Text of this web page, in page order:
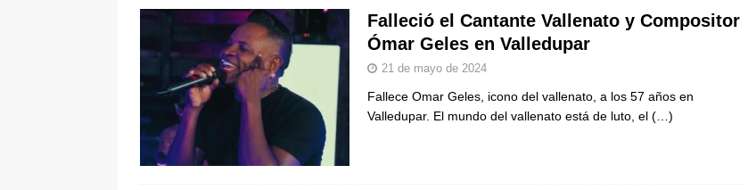
Falleció el Cantante Vallenato y Compositor
Ómar Geles en Valledupar
21 de mayo de 2024
Fallece Omar Geles, icono del vallenato, a los 57 años en
Valledupar. El mundo del vallenato está de luto, el (…)